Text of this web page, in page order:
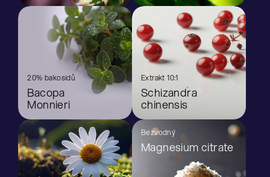
20% bakosidů
Bacopa
Monnieri
Extrakt 10:1
Schizandra
chinensis
Bezvodný
Magnesium citrate